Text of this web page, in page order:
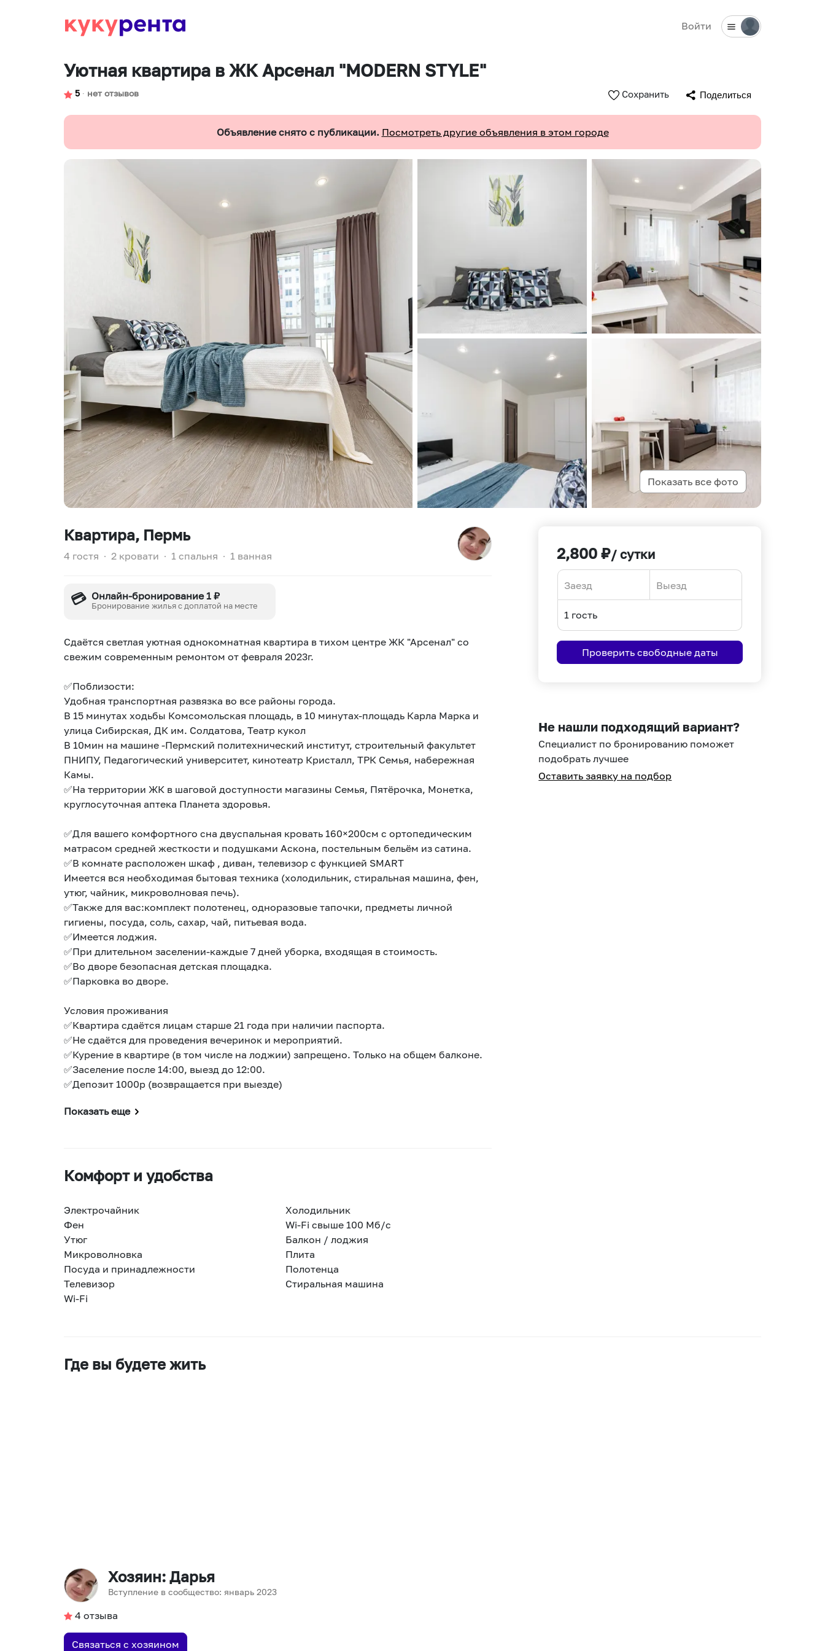
Войти
Уютная квартира в ЖК Арсенал "MODERN STYLE"
5 ∙ нет отзывов Сохранить Поделиться
Объявление снято с публикации. Посмотреть другие объявления в этом городе
Показать все фото
Квартира, Пермь
4 гостя ∙ 2 кровати ∙ 1 спальня ∙ 1 ванная
💳 Онлайн-бронирование 1 ₽
Бронирование жилья с доплатой на месте
Сдаётся светлая уютная однокомнатная квартира в тихом центре ЖК "Арсенал" со
свежим современным ремонтом от февраля 2023г.
✅Поблизости:
Удобная транспортная развязка во все районы города.
В 15 минутах ходьбы Комсомольская площадь, в 10 минутах-площадь Карла Марка и
улица Сибирская, ДК им. Солдатова, Театр кукол
В 10мин на машине -Пермский политехнический институт, строительный факультет
ПНИПУ, Педагогический университет, кинотеатр Кристалл, ТРК Семья, набережная
Камы.
✅На территории ЖК в шаговой доступности магазины Семья, Пятёрочка, Монетка,
круглосуточная аптека Планета здоровья.
✅Для вашего комфортного сна двуспальная кровать 160×200см с ортопедическим
матрасом средней жесткости и подушками Аскона, постельным бельём из сатина.
✅В комнате расположен шкаф , диван, телевизор с функцией SMART
Имеется вся необходимая бытовая техника (холодильник, стиральная машина, фен,
утюг, чайник, микроволновая печь).
✅Также для вас:комплект полотенец, одноразовые тапочки, предметы личной
гигиены, посуда, соль, сахар, чай, питьевая вода.
✅Имеется лоджия.
✅При длительном заселении-каждые 7 дней уборка, входящая в стоимость.
✅Во дворе безопасная детская площадка.
✅Парковка во дворе.
Условия проживания
✅Квартира сдаётся лицам старше 21 года при наличии паспорта.
✅Не сдаётся для проведения вечеринок и мероприятий.
✅Курение в квартире (в том числе на лоджии) запрещено. Только на общем балконе.
✅Заселение после 14:00, выезд до 12:00.
✅Депозит 1000р (возвращается при выезде)
Показать еще
Комфорт и удобства
Электрочайник
Холодильник
Фен
Wi-Fi свыше 100 Мб/с
Утюг
Балкон / лоджия
Микроволновка
Плита
Посуда и принадлежности
Полотенца
Телевизор
Стиральная машина
Wi-Fi
2,800 ₽/ сутки
forward
interact
with
select
a
date.
the
interact
with
select
a
the
Проверить свободные даты
Не нашли подходящий вариант?
Специалист по бронированию поможет
подобрать лучшее
Оставить заявку на подбор
Где вы будете жить
Хозяин: Дарья
Вступление в сообщество: январь 2023
4 отзыва
Связаться с хозяином